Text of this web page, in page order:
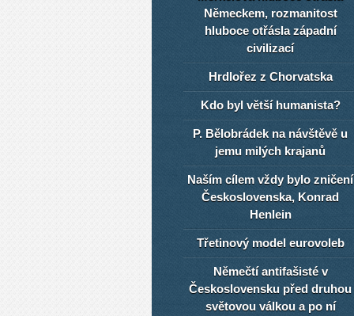
Německem, rozmanitost
hluboce otřásla západní
civilizací
Hrdlořez z Chorvatska
Kdo byl větší humanista?
P. Bělobrádek na návštěvě u
jemu milých krajanů
Naším cílem vždy bylo zničení
Československa, Konrad
Henlein
Třetinový model eurovoleb
Němečtí antifašisté v
Československu před druhou
světovou válkou a po ní